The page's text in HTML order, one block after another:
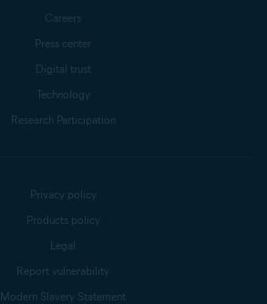
Careers
Press center
Digital trust
Technology
Research Participation
Privacy policy
Products policy
Legal
Report vulnerability
Modern Slavery Statement